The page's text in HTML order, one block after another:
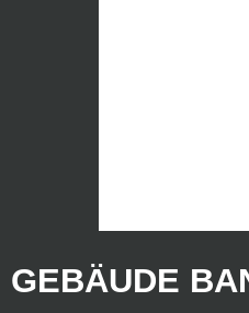
GEBÄUDE